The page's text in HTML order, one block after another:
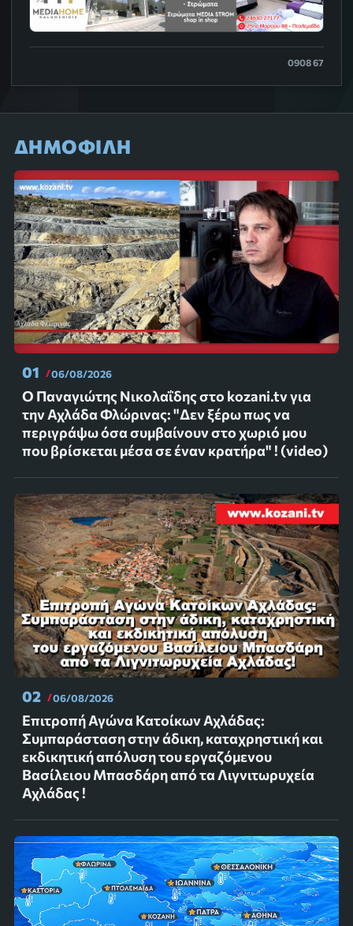
0908 67
ΔΗΜΟΦΙΛΗ
01 06/08/2026
Ο Παναγιώτης Νικολαΐδης στο kozani.tv για
την Αχλάδα Φλώρινας: "Δεν ξέρω πως να
περιγράψω όσα συμβαίνουν στο χωριό μου
που βρίσκεται μέσα σε έναν κρατήρα" ! (video)
02 06/08/2026
Επιτροπή Αγώνα Κατοίκων Αχλάδας:
Συμπαράσταση στην άδικη, καταχρηστική και
εκδικητική απόλυση του εργαζόμενου
Βασίλειου Μπασδάρη από τα Λιγνιτωρυχεία
Αχλάδας !